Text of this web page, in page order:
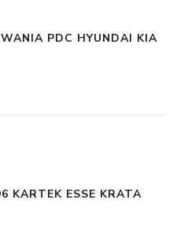
PDC HYUNDAI KIA
KARTEK ESSE KRATA